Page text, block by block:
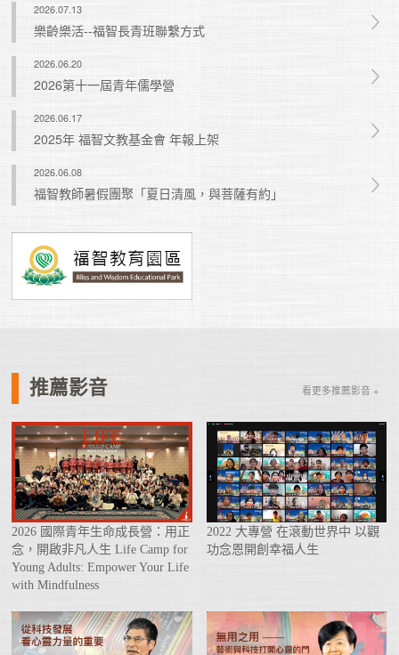
2026.07.13
樂齡樂活--福智長青班聯繫方式
2026.06.20
2026第十一屆青年儒學營
2026.06.17
2025年 福智文教基金會 年報上架
2026.06.08
福智教師暑假團聚「夏日清風，與菩薩有約」
推薦影音 看更多推薦影音 +
2026 國際青年生命成長營：用正
念，開啟非凡人生 Life Camp for
Young Adults: Empower Your Life
with Mindfulness
2022 大專營 在滾動世界中 以觀
功念恩開創幸福人生